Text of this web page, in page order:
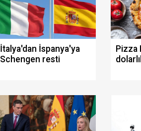
İtalya'dan İspanya'ya
Schengen resti
Pizza